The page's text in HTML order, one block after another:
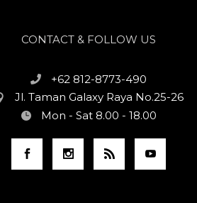
CONTACT & FOLLOW US
+62 812-8773-490
Jl. Taman Galaxy Raya No.25-26
Mon - Sat 8.00 - 18.00